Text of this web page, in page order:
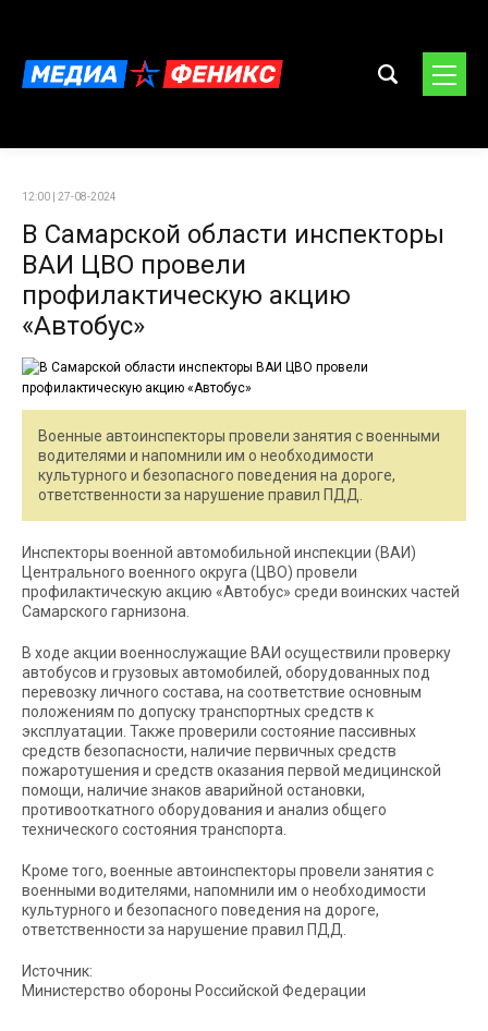
12:00 | 27-08-2024
В Самарской области инспекторы
ВАИ ЦВО провели
профилактическую акцию
«Автобус»
Военные автоинспекторы провели занятия с военными
водителями и напомнили им о необходимости
культурного и безопасного поведения на дороге,
ответственности за нарушение правил ПДД.
Инспекторы военной автомобильной инспекции (ВАИ)
Центрального военного округа (ЦВО) провели
профилактическую акцию «Автобус» среди воинских частей
Самарского гарнизона.
В ходе акции военнослужащие ВАИ осуществили проверку
автобусов и грузовых автомобилей, оборудованных под
перевозку личного состава, на соответствие основным
положениям по допуску транспортных средств к
эксплуатации. Также проверили состояние пассивных
средств безопасности, наличие первичных средств
пожаротушения и средств оказания первой медицинской
помощи, наличие знаков аварийной остановки,
противооткатного оборудования и анализ общего
технического состояния транспорта.
Кроме того, военные автоинспекторы провели занятия с
военными водителями, напомнили им о необходимости
культурного и безопасного поведения на дороге,
ответственности за нарушение правил ПДД.
Источник:
Министерство обороны Российской Федерации